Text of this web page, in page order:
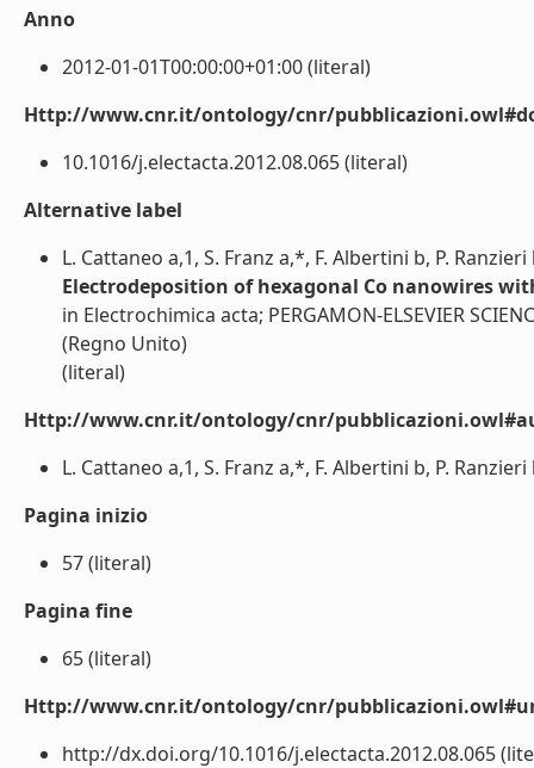
Anno
2012-01-01T00:00:00+01:00 (literal)
Http://www.cnr.it/ontology/cnr/
10.1016/j.electacta.2012.08.065 (literal)
Alternative label
L. Cattaneo a,1, S. Franz a,*, F. Albertini b, P.
Electrodeposition of hexagonal Co nanowires
in Electrochimica acta; PERGAMON-ELSEVIER
(Regno Unito)
(literal)
Http://www.cnr.it/ontology/cnr/
L. Cattaneo a,1, S. Franz a,*, F. Albertini b, P.
Pagina inizio
57 (literal)
Pagina fine
65 (literal)
Http://www.cnr.it/ontology/cnr/
http://dx.doi.org/10.1016/j.electacta.2012.08.065